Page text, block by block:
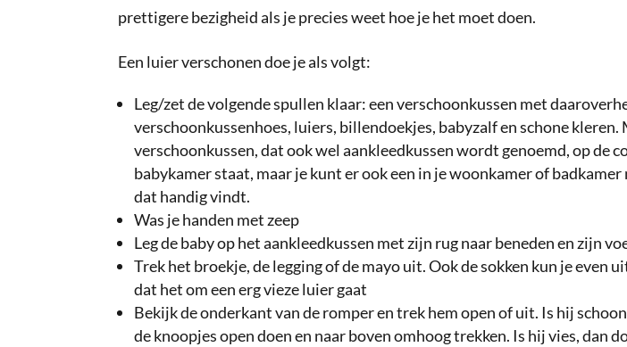
prettigere bezigheid als je precies weet hoe je het moet doen.
Een luier verschonen doe je als volgt:
Leg/zet de volgende spullen klaar: een verschoonkussen met
verschoonkussenhoes, luiers, billendoekjes, babyzalf en schone
verschoonkussen, dat ook wel aankleedkussen wordt genoemd, op de
babykamer staat, maar je kunt er ook een in je woonkamer of badkamer
dat handig vindt.
Was je handen met zeep
Leg de baby op het aankleedkussen met zijn rug naar beneden en zijn
Trek het broekje, de legging of de mayo uit. Ook de sokken kun je even
dat het om een erg vieze luier gaat
Bekijk de onderkant van de romper en trek hem open of uit. Is hij
de knoopjes open doen en naar boven omhoog trekken. Is hij vies, dan